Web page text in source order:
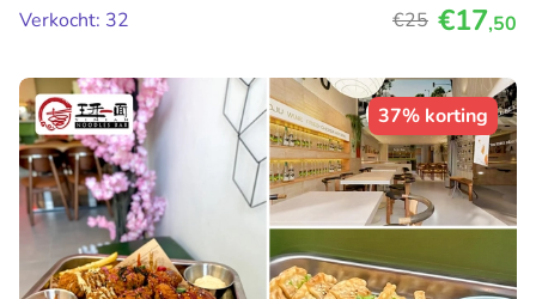
Verkocht: 32
€25 €17,50
37% korting